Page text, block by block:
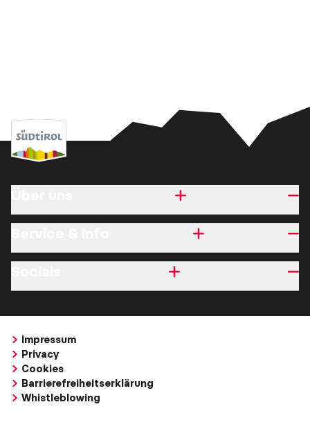
Impressum
Privacy
Cookies
Barrierefreiheitserklärung
Whistleblowing